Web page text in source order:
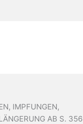
IMPFUNGEN,
AB S. 356